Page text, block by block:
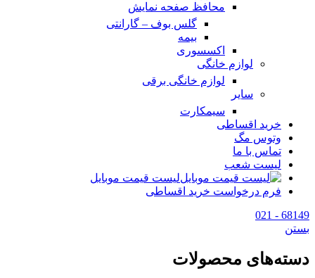
محافظ صفحه نمایش
گلس بوف – گارانتی
بیمه
اکسسوری
لوازم خانگی
لوازم خانگی برقی
سایر
سیمکارت
خرید اقساطی
وتوس مگ
تماس با ما
لیست شعب
لیست قیمت موبایل
فرم درخواست خرید اقساطی
68149 - 021
بستن
دسته‌های محصولات